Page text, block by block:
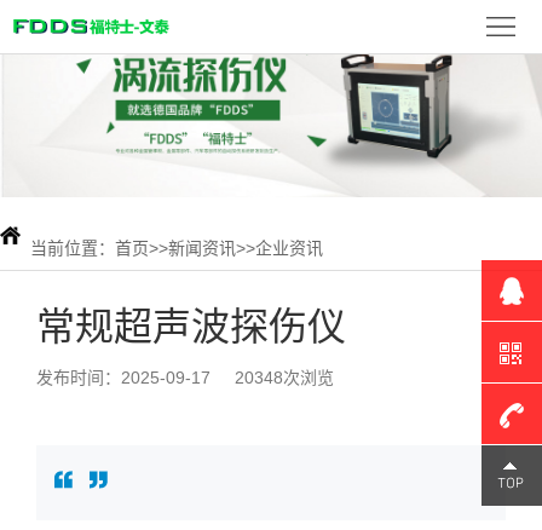
首
品
展
新
闻
检 当前位置： 首页>>新闻资讯>>企业资讯
常规超声波探伤仪
发布时间：2025-09-17 20348次浏览
180-